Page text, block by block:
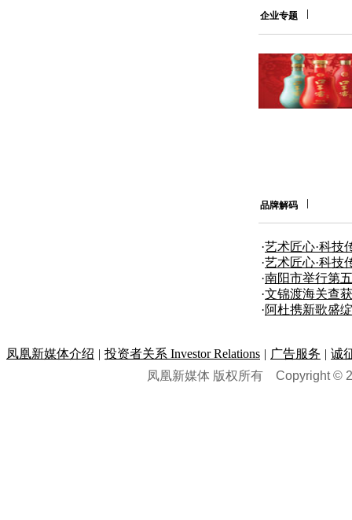
企业专题
品牌解码
·艺术匠心·科技
团合作发布
·艺术匠心·科技
团合作发布
·南阳市举行第
奖”颁奖仪式
·文锦渡海关查
·阿杜携新歌盛
凤凰新媒体介绍 | 投资者关系 Investor Relations | 广告服务 | 诚
凤凰新媒体 版权所有 Copyright ©